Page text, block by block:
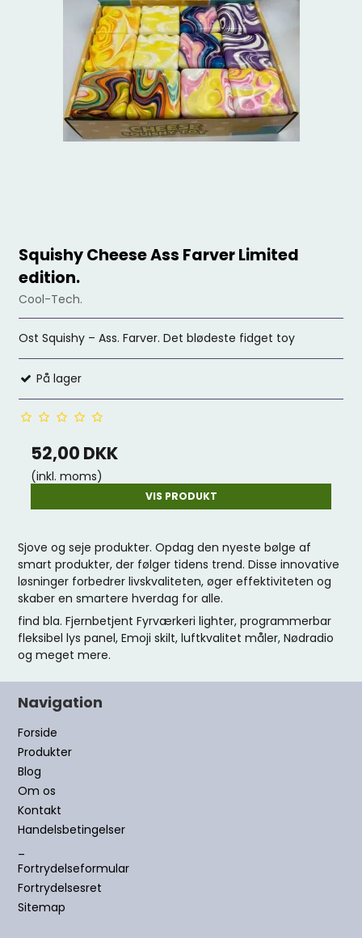
Squishy Cheese Ass Farver Limited
edition.
Cool-Tech.
Ost Squishy – Ass. Farver. Det blødeste fidget toy
På lager
52,00 DKK
(inkl. moms)
VIS PRODUKT
Sjove og seje produkter. Opdag den nyeste bølge af
smart produkter, der følger tidens trend. Disse innovative
løsninger forbedrer livskvaliteten, øger effektiviteten og
skaber en smartere hverdag for alle.
find bla. Fjernbetjent Fyrværkeri lighter, programmerbar
fleksibel lys panel, Emoji skilt, luftkvalitet måler, Nødradio
og meget mere.
Navigation
Forside
Produkter
Blog
Om os
Kontakt
Handelsbetingelser
Fortrydelseformular
Fortrydelsesret
Sitemap